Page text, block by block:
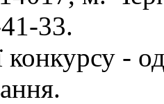
33.
конкурсу -